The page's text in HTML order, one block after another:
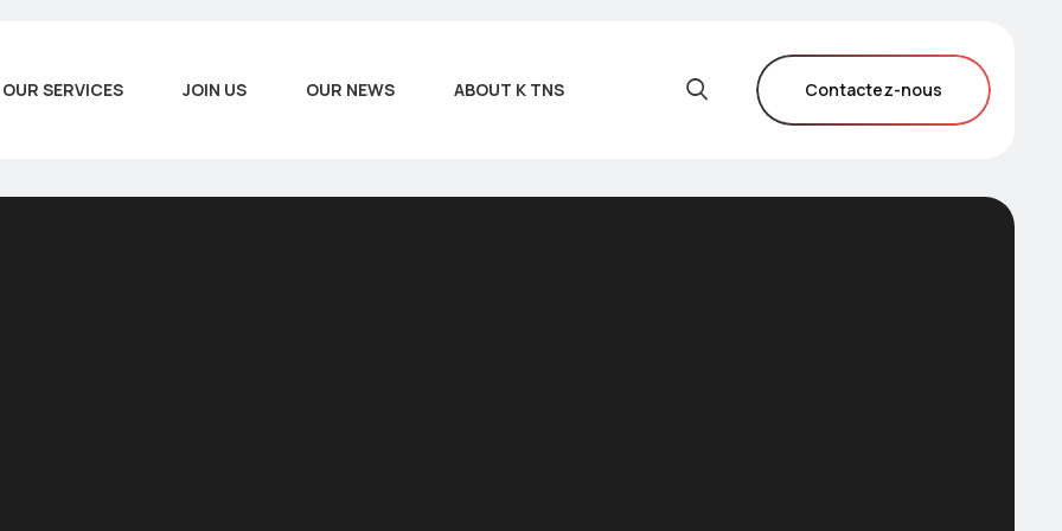
OUR SERVICES JOIN US OUR NEWS ABOUT K TNS Contactez-nous